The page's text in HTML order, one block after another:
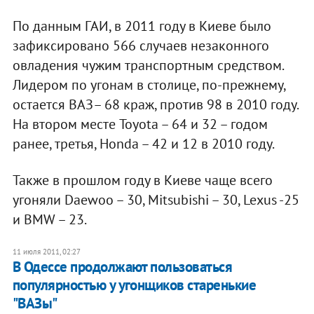
По данным ГАИ, в 2011 году в Киеве было
зафиксировано 566 случаев незаконного
овладения чужим транспортным средством.
Лидером по угонам в столице, по-прежнему,
остается ВАЗ– 68 краж, против 98 в 2010 году.
На втором месте Toyota – 64 и 32 – годом
ранее, третья, Honda – 42 и 12 в 2010 году.
Также в прошлом году в Киеве чаще всего
угоняли Daewoo – 30, Mitsubishi – 30, Lexus -25
и BMW – 23.
11 июля 2011, 02:27
В Одессе продолжают пользоваться
популярностью у угонщиков старенькие
"ВАЗы"